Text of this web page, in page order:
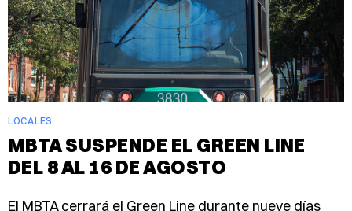
LOCALES
MBTA SUSPENDE EL GREEN LINE
DEL 8 AL 16 DE AGOSTO
El MBTA cerrará el Green Line durante nueve días